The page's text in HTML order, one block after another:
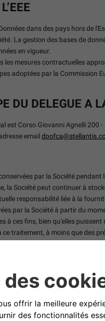
dans des pays hors de
La gestion des bases de
en vigueur.
les mesures contractuelles
adoptées par la Commission
DU DELEGUE A
est Corso Giovanni Agnelli 200 -
email
par la Société
Société peut continuer à
responsabilité liée à la
par la Société à partir du
à ces fins, bien qu'elles
traitement, à moins que des
sont ou ne sont pas
de Données inexactes